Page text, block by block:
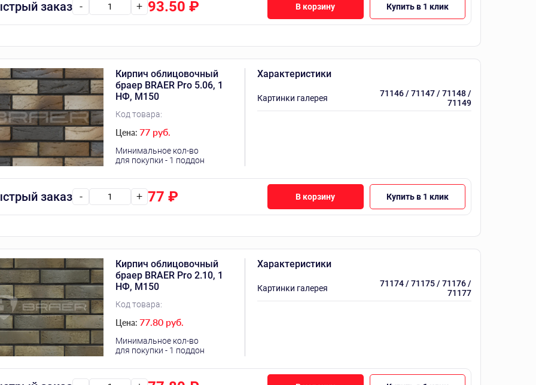
заказ - + 93.50 ₽ В корзину Купить в 1 клик
Кирпич облицовочный
браер BRAER Pro 5.06, 1
НФ, М150
Код товара:
Цена: 77 руб.
Минимальное кол-во
для покупки - 1 поддон
Характеристики
Картинки галерея
71146 / 71147 / 71148 /
71149
заказ - + 77 ₽ В корзину Купить в 1 клик
Кирпич облицовочный
браер BRAER Pro 2.10, 1
НФ, М150
Код товара:
Цена: 77.80 руб.
Минимальное кол-во
для покупки - 1 поддон
Характеристики
Картинки галерея
71174 / 71175 / 71176 /
71177